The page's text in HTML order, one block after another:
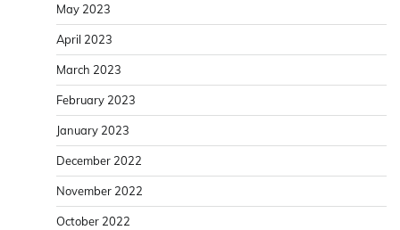
May 2023
April 2023
March 2023
February 2023
January 2023
December 2022
November 2022
October 2022